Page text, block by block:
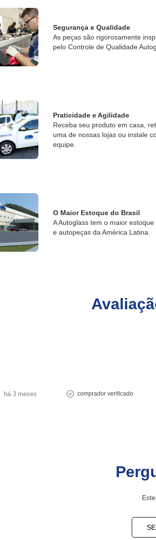
Segurança e Qualidade
As peças são rigorosamente
pelo Controle de Qualidade
Praticidade e Agilidade
Receba seu produto em casa,
uma de nossas lojas ou instale
equipe.
O Maior Estoque do Brasil
A Autoglass tem o maior
e autopeças da América Latina.
há 3 meses comprador verificado